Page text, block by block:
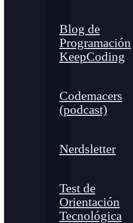
Blog de
Programación
KeepCoding
Codemacers
(podcast)
Nerdsletter
Test de
Orientación
Tecnológica